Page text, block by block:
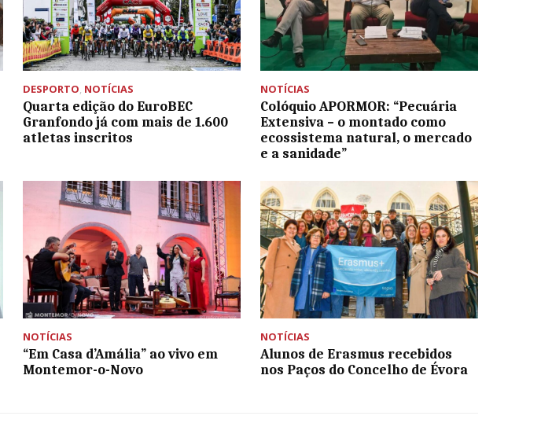
DESPORTO, NOTÍCIAS
Quarta edição do EuroBEC
Granfondo já com mais de 1.600
atletas inscritos
NOTÍCIAS
Colóquio APORMOR: “Pecuária
Extensiva – o montado como
ecossistema natural, o mercado
e a sanidade”
NOTÍCIAS
“Em Casa d’Amália” ao vivo em
Montemor-o-Novo
NOTÍCIAS
Alunos de Erasmus recebidos
nos Paços do Concelho de Évora